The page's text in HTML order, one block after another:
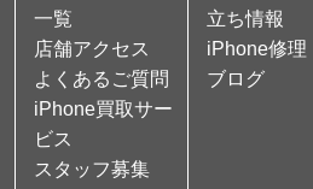
一覧
店舗アクセス
よくあるご質問
iPhone買取サー
ビス
スタッフ募集
立ち情報
iPhone修理
ブログ